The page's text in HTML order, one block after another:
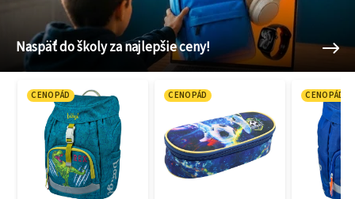
Naspäť do školy za najlepšie ceny!
CENOPÁD CENOPÁD CENOPÁD